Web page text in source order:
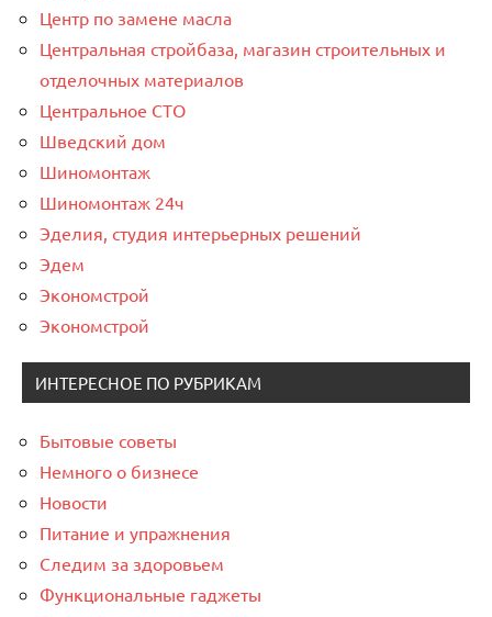
Центр по замене масла
Центральная стройбаза, магазин строительных и
отделочных материалов
Центральное СТО
Шведский дом
Шиномонтаж
Шиномонтаж 24ч
Эделия, студия интерьерных решений
Эдем
Экономстрой
Экономстрой
ИНТЕРЕСНОЕ ПО РУБРИКАМ
Бытовые советы
Немного о бизнесе
Новости
Питание и упражнения
Следим за здоровьем
Функциональные гаджеты